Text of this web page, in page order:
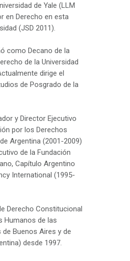
de Yale (LLM
en Derecho en esta
(JSD 2011).
como Decano de la
de la Universidad
dirige el
de Posgrado de la
y Director Ejecutivo
por los Derechos
Argentina (2001-2009)
de la Fundación
Capítulo Argentino
International (1995-
Derecho Constitucional
Humanos de las
de Buenos Aires y de
desde 1997.